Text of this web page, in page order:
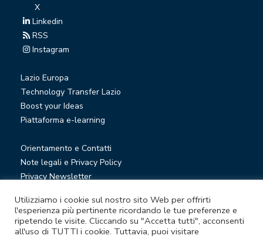
X
Linkedin
RSS
Instagram
Lazio Europa
Technology Transfer Lazio
Boost your Ideas
Piattaforma e-learning
Orientamento e Contatti
Note legali e Privacy Policy
Privacy Newsletter
Whistleblowing
Utilizziamo i cookie sul nostro sito Web per offrirti
l'esperienza più pertinente ricordando le tue preferenze e
ripetendo le visite. Cliccando su "Accetta tutti", acconsenti
all'uso di TUTTI i cookie. Tuttavia, puoi visitare